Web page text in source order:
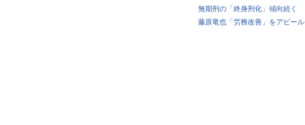
無期刑の「終身刑化」傾向続く
藤原竜也「労務改善」をアピール